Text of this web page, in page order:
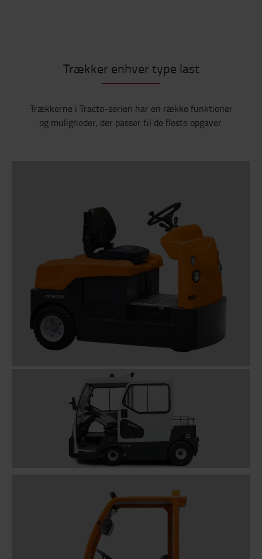
Trækker enhver type last
Trækkerne i Tracto-serien har en række funktioner
og muligheder, der passer til de fleste opgaver.